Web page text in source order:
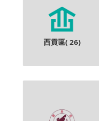
西貢區( 26)